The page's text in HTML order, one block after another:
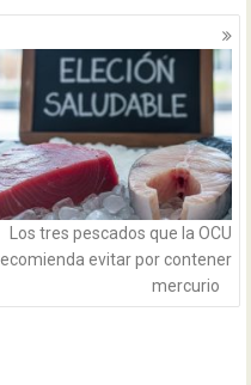
Los tres pescados que la OCU
evitar por contener
mercurio